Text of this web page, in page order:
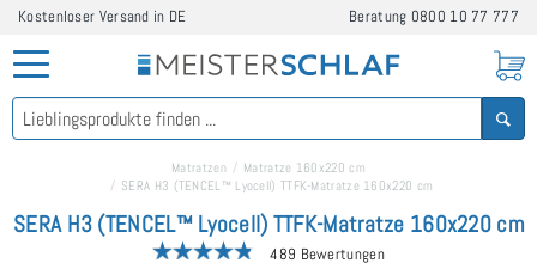
Kostenloser Versand in DE Beratung 0800 10 77 777
Matratzen
Matratze 160x220 cm
SERA H3 (TENCEL™ Lyocell) TTFK-Matratze 160x220 cm
SERA H3 (TENCEL™ Lyocell) TTFK-Matratze 160x220 cm
489 Bewertungen